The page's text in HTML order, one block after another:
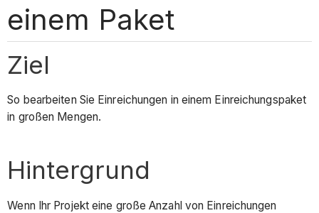
einem Paket
Ziel
So bearbeiten Sie Einreichungen in einem Einreichungspaket
in großen Mengen.
Hintergrund
Wenn Ihr Projekt eine große Anzahl von Einreichungen